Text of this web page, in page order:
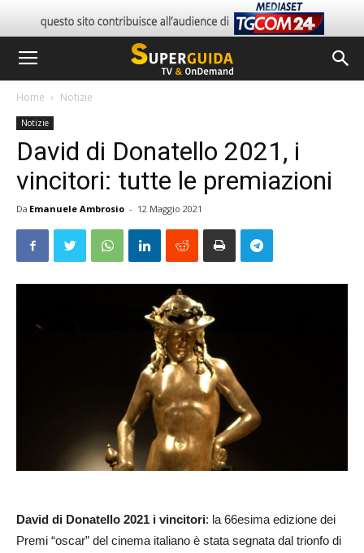
Home Notizie
Notizie
David di Donatello 2021, i
vincitori: tutte le premiazioni
Da Emanuele Ambrosio - 12 Maggio 2021
David di Donatello 2021 i vincitori: la 66esima edizione dei
Premi “oscar” del cinema italiano è stata segnata dal trionfo di